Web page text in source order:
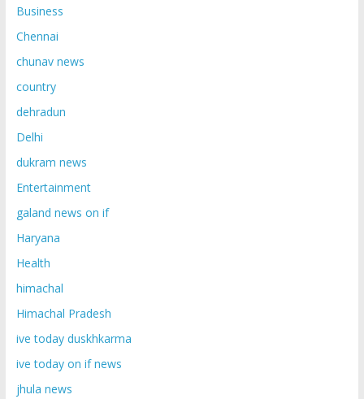
Business
Chennai
chunav news
country
dehradun
Delhi
dukram news
Entertainment
galand news on if
Haryana
Health
himachal
Himachal Pradesh
ive today duskhkarma
ive today on if news
jhula news